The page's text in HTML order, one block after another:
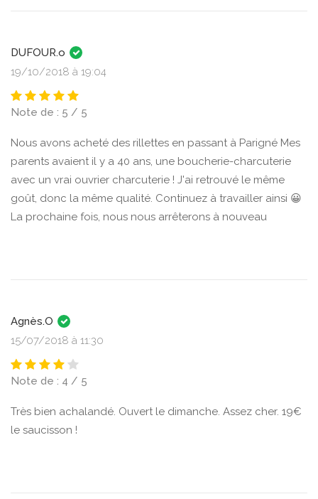
DUFOUR.o
19/10/2018 à 19:04
Note de : 5 / 5
Nous avons acheté des rillettes en passant à Parigné Mes
parents avaient il y a 40 ans, une boucherie-charcuterie
avec un vrai ouvrier charcuterie ! J'ai retrouvé le même
goût, donc la même qualité. Continuez à travailler ainsi 😀
La prochaine fois, nous nous arrêterons à nouveau
Agnès.O
15/07/2018 à 11:30
Note de : 4 / 5
Très bien achalandé. Ouvert le dimanche. Assez cher. 19€
le saucisson !